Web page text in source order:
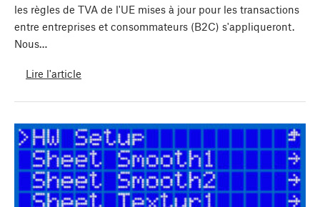
les règles de TVA de l'UE mises à jour pour les transactions
entre entreprises et consommateurs (B2C) s'appliqueront.
Nous…
Lire l'article